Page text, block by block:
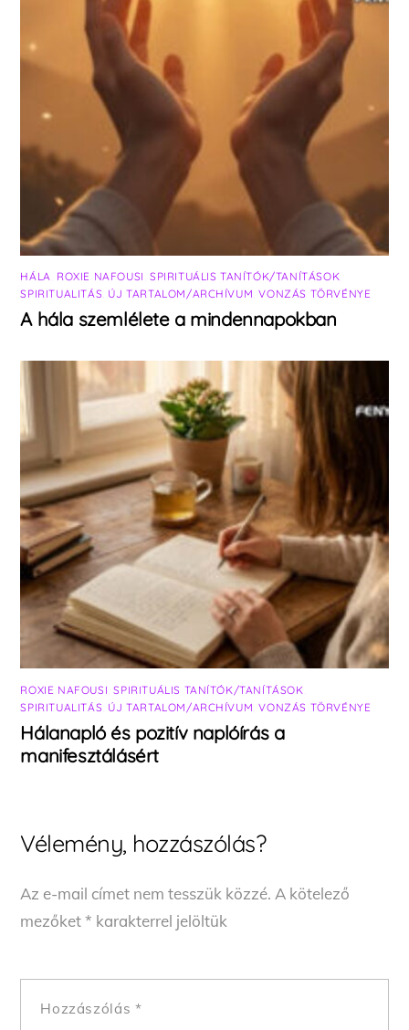
HÁLA ROXIE NAFOUSI SPIRITUÁLIS TANÍTÓK/TANÍTÁSOK
SPIRITUALITÁS ÚJ TARTALOM/ARCHÍVUM ,VONZÁS TÖRVÉNYE
A hála szemlélete a mindennapokban
ROXIE NAFOUSI ,SPIRITUÁLIS TANÍTÓK/TANÍTÁSOK
SPIRITUALITÁS ÚJ TARTALOM/ARCHÍVUM ,VONZÁS TÖRVÉNYE
Hálanapló és pozitív naplóírás a
manifesztálásért
Vélemény, hozzászólás?
Az e-mail címet nem tesszük közzé. A kötelező
mezőket* karakterrel jelöltük
Hozzászólás *